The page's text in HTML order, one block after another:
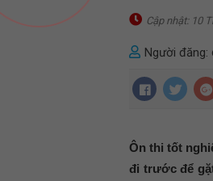
Cập nhật: 10
Người đăng:
Ôn thi tốt
đi trước để